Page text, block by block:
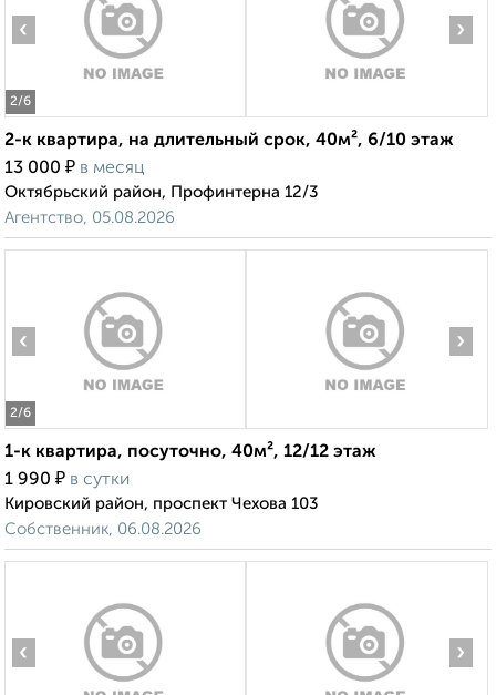
2/6
‹ ›
2-к квартира, на длительный срок, 40м², 6/10 этаж
13 000 ₽ в месяц
Октябрьский район, Профинтерна 12/3
Агентство, 05.08.2026
2/6
‹ ›
1-к квартира, посуточно, 40м², 12/12 этаж
1 990 ₽ в сутки
Кировский район, проспект Чехова 103
Собственник, 06.08.2026
‹ ›